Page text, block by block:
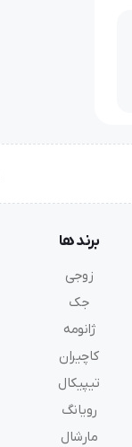
برند ها
زوجی
جک
ژانومه
کاچیران
تیپیکال
رویانگ
مارشال